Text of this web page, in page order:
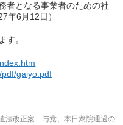
者となる事業者のための社
年6月12日）
す。
gaiyo.pdf
法改正案 与党、本日衆院通過の